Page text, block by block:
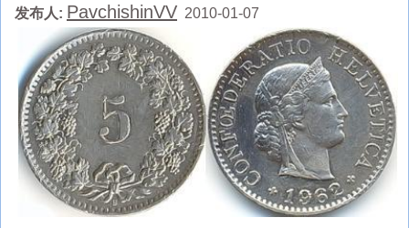
发布人: PavchishinVV 2010-01-07